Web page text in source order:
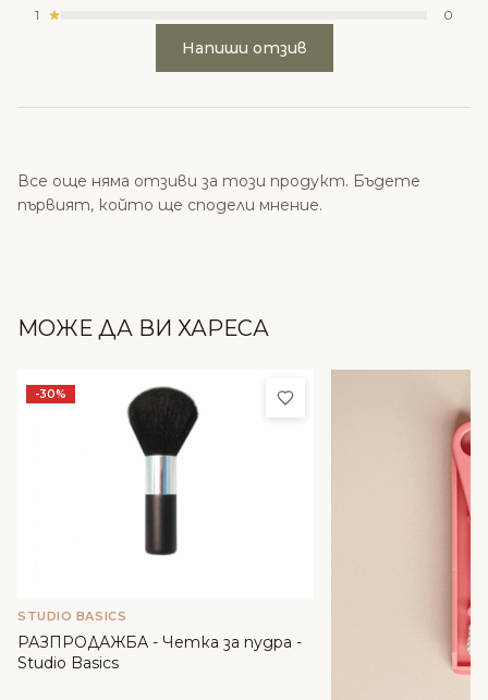
1
0
Напиши отзив
Все още няма отзиви за този продукт. Бъдете
първият, който ще сподели мнение.
МОЖЕ ДА ВИ ХАРЕСА
-30% Добави в любими
STUDIO BASICS
РАЗПРОДАЖБА - Четка за пудра -
Studio Basics